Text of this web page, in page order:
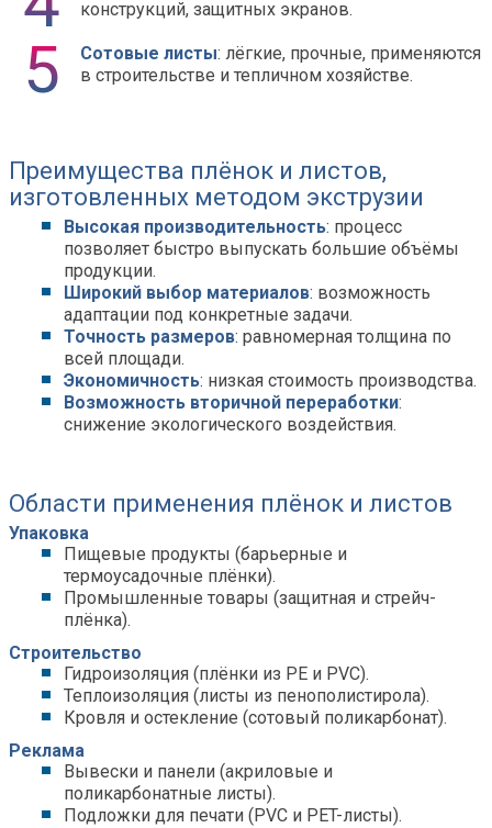
конструкций, защитных экранов.
Сотовые листы: лёгкие, прочные, применяются
в строительстве и тепличном хозяйстве.
Преимущества плёнок и листов,
изготовленных методом экструзии
Высокая производительность: процесс
позволяет быстро выпускать большие объёмы
продукции.
Широкий выбор материалов: возможность
адаптации под конкретные задачи.
Точность размеров: равномерная толщина по
всей площади.
Экономичность: низкая стоимость производства.
Возможность вторичной переработки:
снижение экологического воздействия.
Области применения плёнок и листов
Упаковка
Пищевые продукты (барьерные и
термоусадочные плёнки).
Промышленные товары (защитная и стрейч-
плёнка).
Строительство
Гидроизоляция (плёнки из PE и PVC).
Теплоизоляция (листы из пенополистирола).
Кровля и остекление (сотовый поликарбонат).
Реклама
Вывески и панели (акриловые и
поликарбонатные листы).
Подложки для печати (PVC и PET-листы).